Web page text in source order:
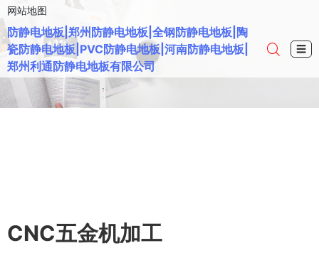
网站地图
防静电地板|郑州防静电地板|全钢防静电地板|陶
瓷防静电地板|PVC防静电地板|河南防静电地板|
郑州利通防静电地板有限公司
☰
CNC五金机加工